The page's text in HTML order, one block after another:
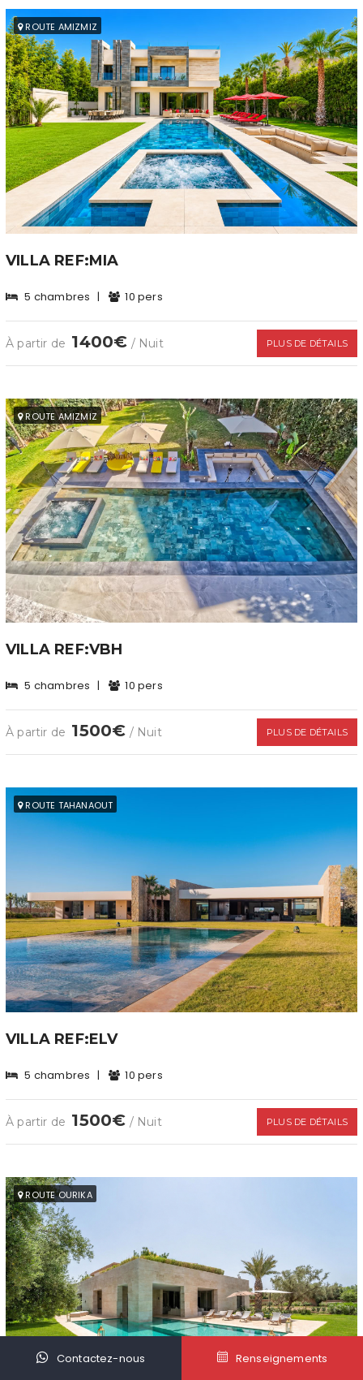
Contactez-nous Renseignements
ROUTE AMIZMIZ
VILLA REF:MIA
5 chambres | 10 pers
À partir de 1400€ / Nuit PLUS DE DÉTAILS
ROUTE AMIZMIZ
VILLA REF:VBH
5 chambres | 10 pers
À partir de 1500€ / Nuit PLUS DE DÉTAILS
ROUTE TAHANAOUT
VILLA REF:ELV
5 chambres | 10 pers
À partir de 1500€ / Nuit PLUS DE DÉTAILS
ROUTE OURIKA